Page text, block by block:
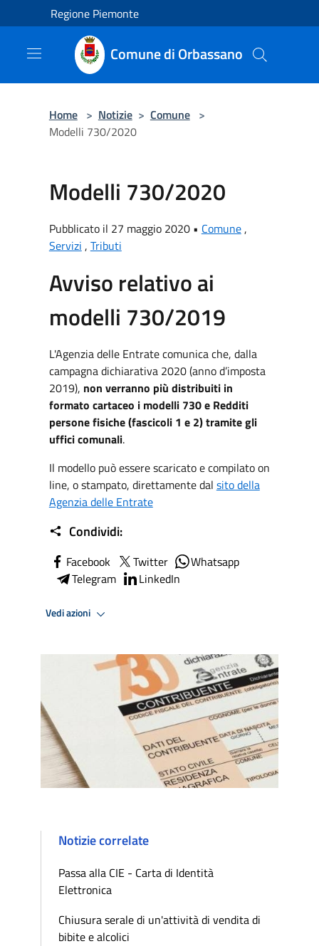
Salta al contenuto principale
Regione Piemonte
Comune di Orbassano
Home > Notizie > Comune >
Modelli 730/2020
Modelli 730/2020
Pubblicato il 27 maggio 2020 • Comune,
Servizi , Tributi
Avviso relativo ai
modelli 730/2019
L'Agenzia delle Entrate comunica che, dalla
campagna dichiarativa 2020 (anno d’imposta
2019), non verranno più distribuiti in
formato cartaceo i modelli 730 e Redditi
persone fisiche (fascicoli 1 e 2) tramite gli
uffici comunali.
Il modello può essere scaricato e compilato on
line, o stampato, direttamente dal sito della
Agenzia delle Entrate
Condividi:
Facebook Twitter
Whatsapp
Telegram
LinkedIn
Vedi azioni
Notizie correlate
Passa alla CIE - Carta di Identità
Elettronica
Chiusura serale di un'attività di vendita di
bibite e alcolici